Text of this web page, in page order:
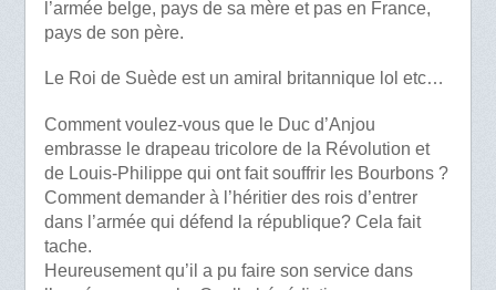
l’armée belge, pays de sa mère et pas en France,
pays de son père.
Le Roi de Suède est un amiral britannique lol etc…
Comment voulez-vous que le Duc d’Anjou
embrasse le drapeau tricolore de la Révolution et
de Louis-Philippe qui ont fait souffrir les Bourbons ?
Comment demander à l’héritier des rois d’entrer
dans l’armée qui défend la république? Cela fait
tache.
Heureusement qu’il a pu faire son service dans